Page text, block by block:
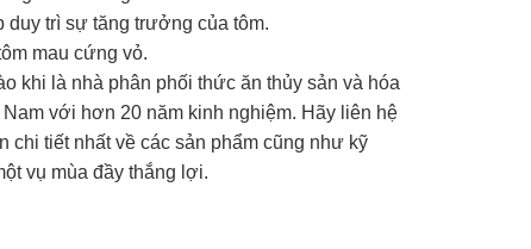
duy trì sự tăng trưởng của tôm.
mau cứng vỏ.
khi là nhà phân phối thức ăn thủy sản và hóa
với hơn 20 năm kinh nghiệm. Hãy liên hệ
chi tiết nhất về các sản phẩm cũng như kỹ
vụ mùa đầy thắng lợi.